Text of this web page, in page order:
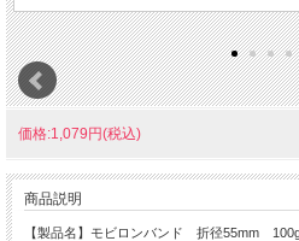
価格:1,079円(税込)
商品説明
【製品名】モビロンバンド 折径55mm